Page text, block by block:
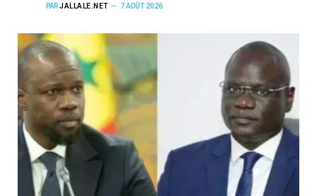
PARJALLALE.NET 7 AOÛT 2026